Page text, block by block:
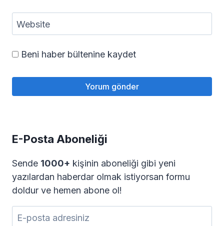
Website
Beni haber bültenine kaydet
E-Posta Aboneliği
Sende 1000+ kişinin aboneliği gibi yeni
yazılardan haberdar olmak istiyorsan formu
doldur ve hemen abone ol!